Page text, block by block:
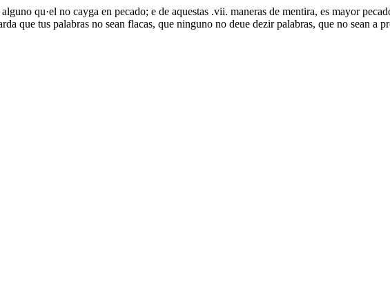
qu·el no cayga en pecado; e de aquestas .vii. maneras de mentira, es mayor
que tus palabras no sean flacas, que ninguno no deue dezir palabras, que no sean a